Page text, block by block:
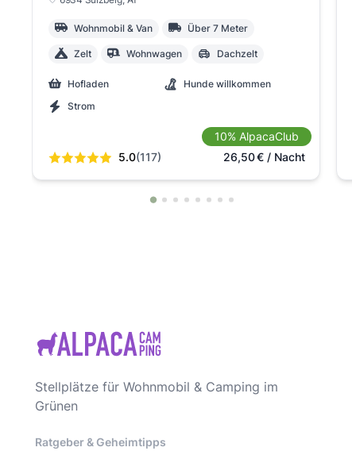
Wohnmobil & Van Über 7 Meter
Zelt Wohnwagen Dachzelt
Hofladen
Hunde willkommen
Strom
5.0(117)
10% AlpacaClub
26,50€/ Nacht
Stellplätze für Wohnmobil & Camping im
Grünen
Ratgeber & Geheimtipps